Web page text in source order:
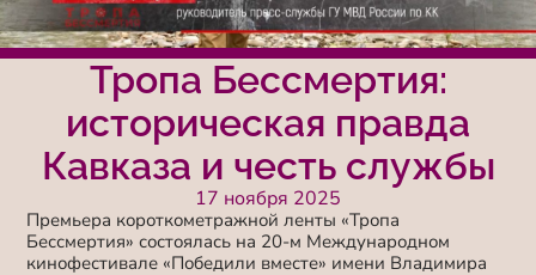
Тропа Бессмертия:
историческая правда
Кавказа и честь службы
17 ноября 2025
Премьера короткометражной ленты «Тропа
Бессмертия» состоялась на 20-м Международном
кинофестивале «Победили вместе» имени Владимира